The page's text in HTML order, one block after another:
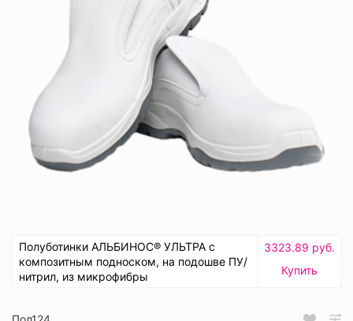
Полуботинки АЛЬБИНОС® УЛЬТРА с
композитным подноском, на подошве ПУ/
нитрил, из микрофибры
3323.89 руб.
Купить